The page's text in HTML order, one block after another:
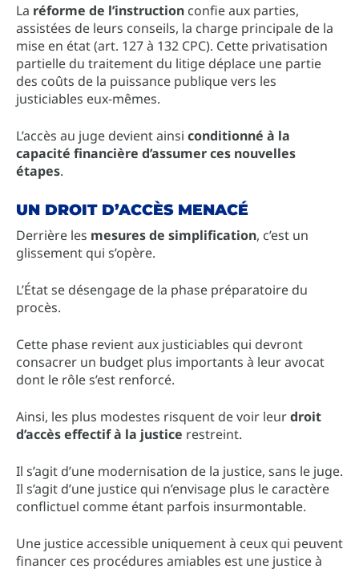
La réforme de l’instruction confie aux parties,
assistées de leurs conseils, la charge principale de la
mise en état (art. 127 à 132 CPC). Cette privatisation
partielle du traitement du litige déplace une partie
des coûts de la puissance publique vers les
justiciables eux-mêmes.
L’accès au juge devient ainsi conditionné à la
capacité financière d’assumer ces nouvelles
étapes.
UN DROIT D’ACCÈS MENACÉ
Derrière les mesures de simplification, c’est un
glissement qui s’opère.
L’État se désengage de la phase préparatoire du
procès.
Cette phase revient aux justiciables qui devront
consacrer un budget plus importants à leur avocat
dont le rôle s’est renforcé.
Ainsi, les plus modestes risquent de voir leurdroit
d’accès effectif à la justice restreint.
Il s’agit d’une modernisation de la justice, sans le juge.
Il s’agit d’une justice qui n’envisage plus le caractère
conflictuel comme étant parfois insurmontable.
Une justice accessible uniquement à ceux qui peuvent
financer ces procédures amiables est une justice à